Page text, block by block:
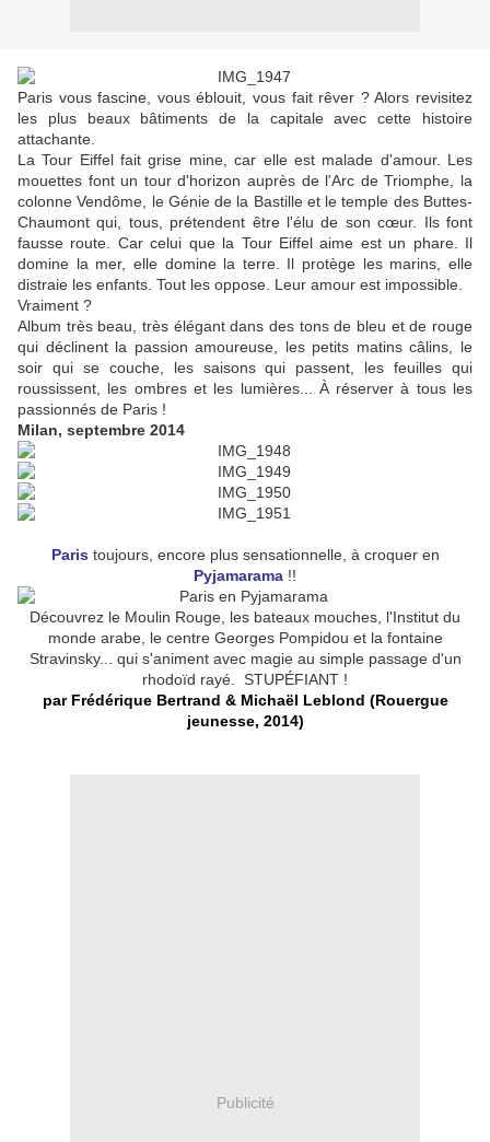
Paris vous fascine, vous éblouit, vous fait rêver ? Alors revisitez
les plus beaux bâtiments de la capitale avec cette histoire
attachante.
La Tour Eiffel fait grise mine, car elle est malade d'amour. Les
mouettes font un tour d'horizon auprès de l'Arc de Triomphe, la
colonne Vendôme, le Génie de la Bastille et le temple des Buttes-
Chaumont qui, tous, prétendent être l'élu de son cœur. Ils font
fausse route. Car celui que la Tour Eiffel aime est un phare. Il
domine la mer, elle domine la terre. Il protège les marins, elle
distraie les enfants. Tout les oppose. Leur amour est impossible.
Vraiment ?
Album très beau, très élégant dans des tons de bleu et de rouge
qui déclinent la passion amoureuse, les petits matins câlins, le
soir qui se couche, les saisons qui passent, les feuilles qui
roussissent, les ombres et les lumières... À réserver à tous les
passionnés de Paris !
Milan, septembre 2014
Paris toujours, encore plus sensationnelle, à croquer en
Pyjamarama !!
Découvrez le Moulin Rouge, les bateaux mouches, l'Institut du
monde arabe, le centre Georges Pompidou et la fontaine
Stravinsky... qui s'animent avec magie au simple passage d'un
rhodoïd rayé. STUPÉFIANT !
par Frédérique Bertrand & Michaël Leblond (Rouergue
jeunesse, 2014)
Publicité